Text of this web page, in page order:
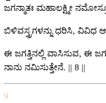
ಜಗನ್ಮಾತಃ ಮಹಾಲಕ್ಷ್ಮೀ
ಬಿಳಿವಸ್ತ್ರಗಳನ್ನು ಧರಿಸಿ, ವಿವಿಧ
ಈ ಜಗತ್ತಿನಲ್ಲಿ ವಾಸಿಸುವ, ಈ
ನಾನು ನಮಿಸುತ್ತೇನೆ. || 8 ||
9